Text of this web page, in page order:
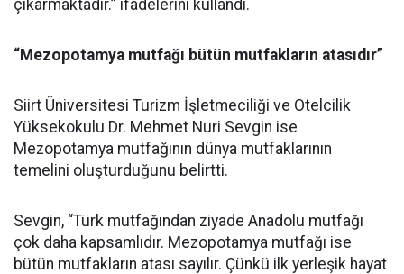
çıkarmaktadır.” ifadelerini kullandı.
“Mezopotamya mutfağı bütün mutfakların atasıdır”
Siirt Üniversitesi Turizm İşletmeciliği ve Otelcilik
Yüksekokulu Dr. Mehmet Nuri Sevgin ise
Mezopotamya mutfağının dünya mutfaklarının
temelini oluşturduğunu belirtti.
Sevgin, “Türk mutfağından ziyade Anadolu mutfağı
çok daha kapsamlıdır. Mezopotamya mutfağı ise
bütün mutfakların atası sayılır. Çünkü ilk yerleşik hayat